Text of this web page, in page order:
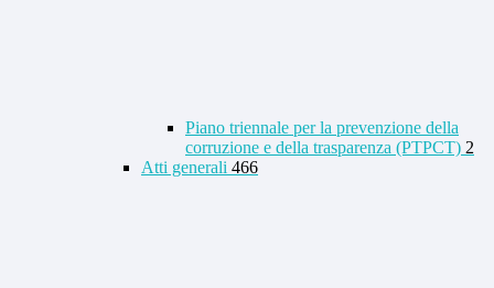
Piano triennale per la prevenzione della
corruzione e della trasparenza (PTPCT) 2
Atti generali 466